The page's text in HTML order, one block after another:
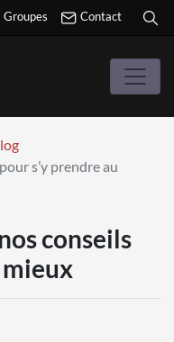
Groupes Contact
s’y prendre au
conseils
mieux